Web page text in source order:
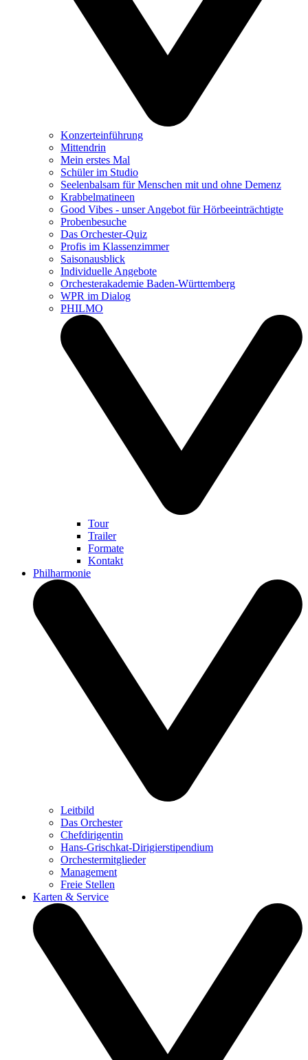
Konzerteinführung
Mittendrin
Mein erstes Mal
Schüler im Studio
Seelenbalsam für Menschen mit und ohne Demenz
Krabbelmatineen
Good Vibes - unser Angebot für Hörbeeinträchtigte
Probenbesuche
Das Orchester-Quiz
Profis im Klassenzimmer
Saisonausblick
Individuelle Angebote
Orchesterakademie Baden-Württemberg
WPR im Dialog
PHILMO
Tour
Trailer
Formate
Kontakt
Philharmonie
Leitbild
Das Orchester
Chefdirigentin
Hans-Grischkat-Dirigierstipendium
Orchestermitglieder
Management
Freie Stellen
Karten & Service